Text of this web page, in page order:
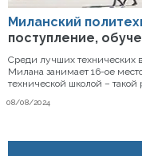
Миланский
поступление,
08/08/2024
Среди лучших технических
Милана занимает 16-ое
технической школой – такой